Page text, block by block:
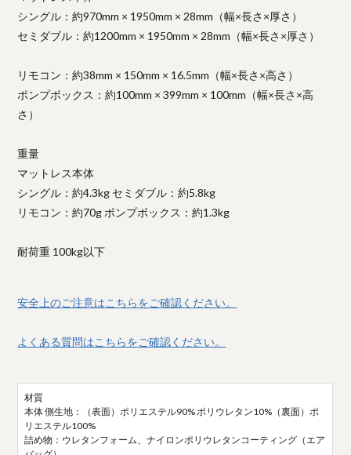
シングル：約970mm × 1950mm × 28mm（幅×長さ×厚さ）
セミダブル：約1200mm × 1950mm × 28mm（幅×長さ×厚さ）
リモコン：約38mm × 150mm × 16.5mm（幅×長さ×高さ）
ポンプボックス：約100mm × 399mm × 100mm（幅×長さ×高
さ）
重量
マットレス本体
シングル：約4.3kg セミダブル：約5.8kg
リモコン：約70g ポンプボックス：約1.3kg
耐荷重 100kg以下
安全上のご注意はこちらをご確認ください。
よくある質問はこちらをご確認ください。
材質
本体 側生地：（表面）ポリエステル90% ポリウレタン10%（裏面）ポ
リエステル100%
詰め物：ウレタンフォーム、ナイロンポリウレタンコーティング（エア